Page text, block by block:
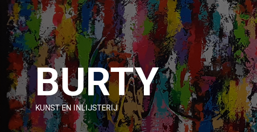
Ga
naar
de
inhoud
BURTY
KUNST EN INLIJSTERIJ